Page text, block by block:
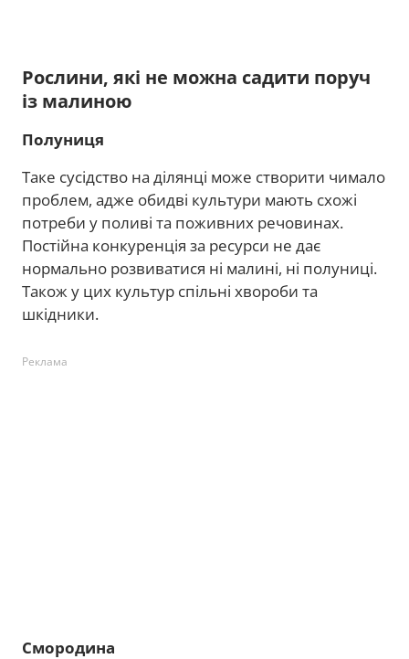
Рослини, які не можна садити поруч
із малиною
Полуниця
Таке сусідство на ділянці може створити чимало
проблем, адже обидві культури мають схожі
потреби у поливі та поживних речовинах.
Постійна конкуренція за ресурси не дає
нормально розвиватися ні малині, ні полуниці.
Також у цих культур спільні хвороби та
шкідники.
Реклама
Смородина